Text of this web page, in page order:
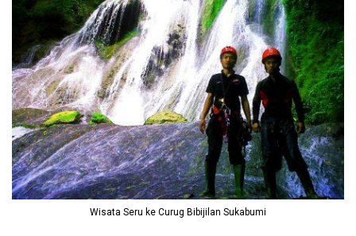
Wisata Seru ke Curug Bibijilan Sukabumi